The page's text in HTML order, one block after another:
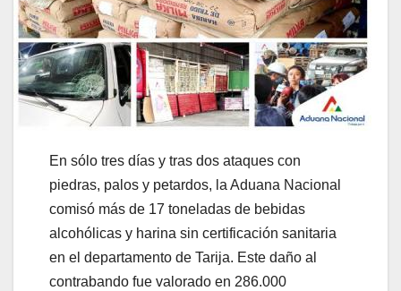
En sólo tres días y tras dos ataques con
piedras, palos y petardos, la Aduana Nacional
comisó más de 17 toneladas de bebidas
alcohólicas y harina sin certificación sanitaria
en el departamento de Tarija. Este daño al
contrabando fue valorado en 286.000